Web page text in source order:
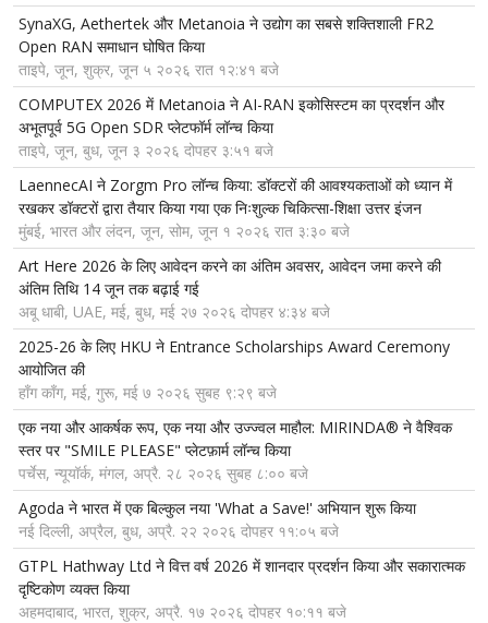
SynaXG, Aethertek और Metanoia ने उद्योग का सबसे शक्तिशाली FR2
Open RAN समाधान घोषित किया
ताइपे, जून, शुक्र, जून ५ २०२६ रात १२:४१ बजे
COMPUTEX 2026 में Metanoia ने AI-RAN इकोसिस्टम का प्रदर्शन और
अभूतपूर्व 5G Open SDR प्लेटफॉर्म लॉन्च किया
ताइपे, जून, बुध, जून ३ २०२६ दोपहर ३:५१ बजे
LaennecAI ने Zorgm Pro लॉन्च किया: डॉक्टरों की आवश्यकताओं को ध्यान में
रखकर डॉक्टरों द्वारा तैयार किया गया एक निःशुल्क चिकित्सा-शिक्षा उत्तर इंजन
मुंबई, भारत और लंदन, जून, सोम, जून १ २०२६ रात ३:३० बजे
Art Here 2026 के लिए आवेदन करने का अंतिम अवसर, आवेदन जमा करने की
अंतिम तिथि 14 जून तक बढ़ाई गई
अबू धाबी, UAE, मई, बुध, मई २७ २०२६ दोपहर ४:३४ बजे
2025-26 के लिए HKU ने Entrance Scholarships Award Ceremony
आयोजित की
हाँग काँग, मई, गुरू, मई ७ २०२६ सुबह ९:२९ बजे
एक नया और आकर्षक रूप, एक नया और उज्ज्वल माहौल: MIRINDA® ने वैश्विक
स्तर पर "SMILE PLEASE" प्लेटफ़ार्म लॉन्च किया
पर्चेस, न्यूयॉर्क, मंगल, अप्रै. २८ २०२६ सुबह ८:०० बजे
Agoda ने भारत में एक बिल्कुल नया 'What a Save!' अभियान शुरू किया
नई दिल्ली, अप्रैल, बुध, अप्रै. २२ २०२६ दोपहर ११:०५ बजे
GTPL Hathway Ltd ने वित्त वर्ष 2026 में शानदार प्रदर्शन किया और सकारात्मक
दृष्टिकोण व्यक्त किया
अहमदाबाद, भारत, शुक्र, अप्रै. १७ २०२६ दोपहर १०:११ बजे